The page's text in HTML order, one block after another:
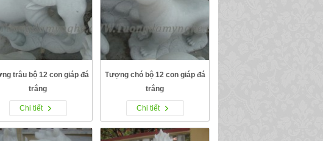
trâu bộ 12 con giáp đá
trắng
Chi tiết
Tượng chó bộ 12 con giáp đá
trắng
Chi tiết